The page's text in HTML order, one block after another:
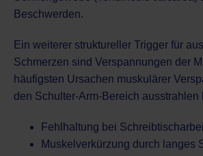
Beschwerden.
Ein weiterer struktureller Trigger für
Schmerzen sind Verspannungen der
häufigsten Ursachen muskulärer
den Schulter-Arm-Bereich ausstrahlen
Fehlhaltung bei
Muskelverkürzung durch langes